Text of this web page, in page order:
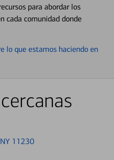
para abordar los
cada comunidad donde
lo que estamos haciendo en
11230